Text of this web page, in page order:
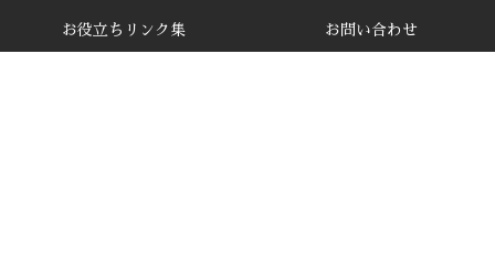
お役立ちリンク集 お問い合わせ